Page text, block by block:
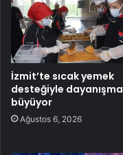
İzmit’te sıcak yemek
desteğiyle dayanışma
büyüyor
Ağustos 6, 2026